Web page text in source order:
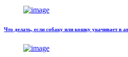
Что делать, если собаку или кошку укачивает в